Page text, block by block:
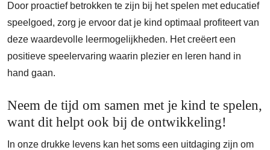
Door proactief betrokken te zijn bij het spelen met educatief
speelgoed, zorg je ervoor dat je kind optimaal profiteert van
deze waardevolle leermogelijkheden. Het creëert een
positieve speelervaring waarin plezier en leren hand in
hand gaan.
Neem de tijd om samen met je kind te spelen,
want dit helpt ook bij de ontwikkeling!
In onze drukke levens kan het soms een uitdaging zijn om